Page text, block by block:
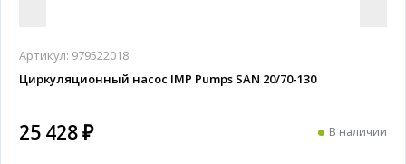
Артикул: 979522018
Циркуляционный насос IMP Pumps SAN 20/70-130
25 428 ₽ В наличии